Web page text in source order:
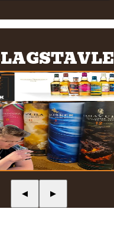
◀ ▶